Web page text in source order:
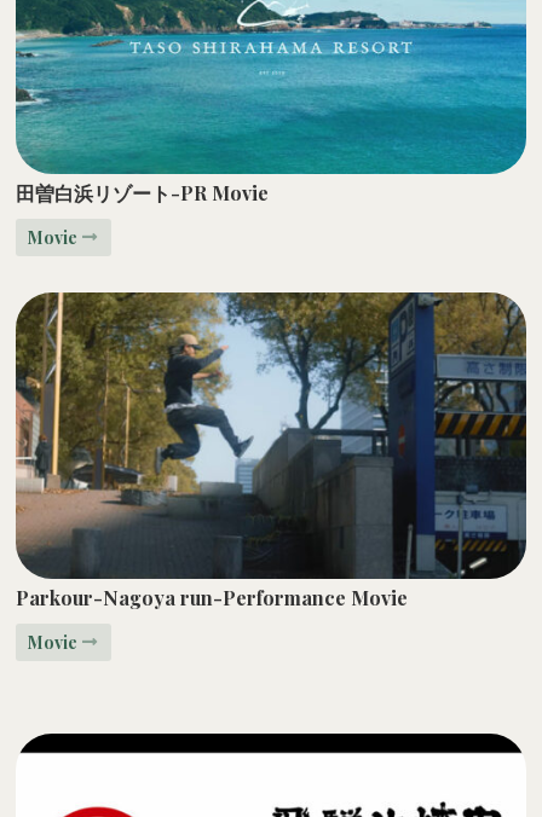
田曽白浜リゾート-PR Movie
Movie
Parkour-Nagoya run-Performance Movie
Movie